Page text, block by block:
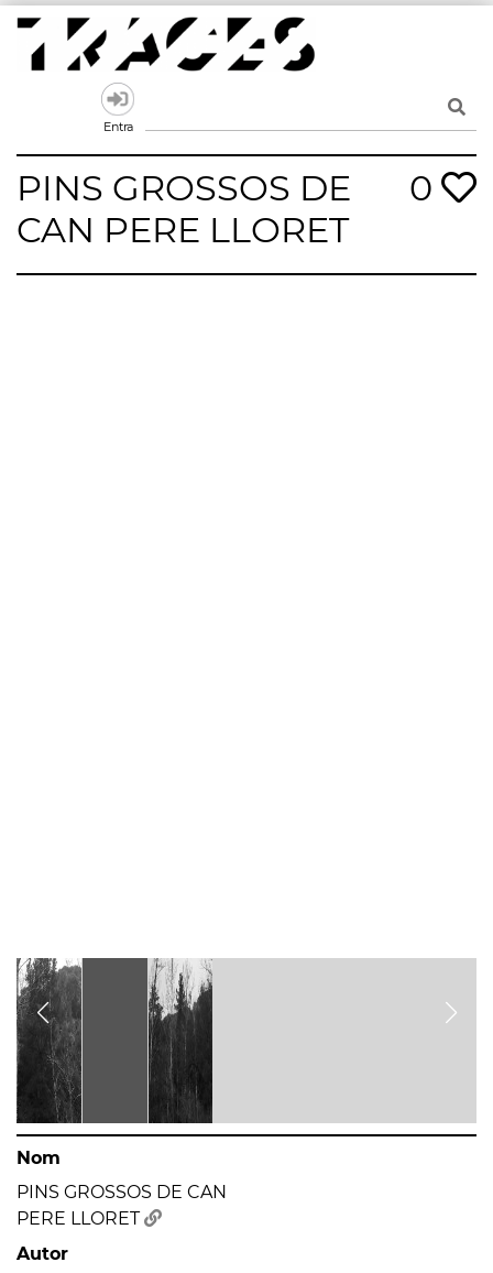
Skip
content
Un mapa de la memòria obert a tothom
Entra
PINS GROSSOS DE
CAN PERE LLORET
0
Nom
PINS GROSSOS DE CAN
PERE LLORET
Autor